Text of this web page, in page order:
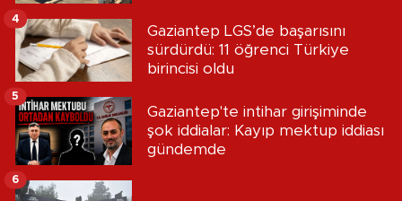
Gaziantep LGS’de başarısını
sürdürdü: 11 öğrenci Türkiye
birincisi oldu
4
Gaziantep'te intihar girişiminde
şok iddialar: Kayıp mektup iddiası
gündemde
5
6